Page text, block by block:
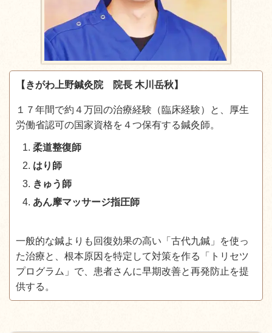
【きがわ上野鍼灸院 院長 木川岳秋】
１７年間で約４万回の治療経験（臨床経験）と、厚生
労働省認可の国家資格を４つ保有する鍼灸師。
柔道整復師
はり師
きゅう師
あん摩マッサージ指圧師
一般的な鍼よりも回復効果の高い「古代九鍼」を使っ
た治療と、根本原因を特定して対策を作る「トリセツ
プログラム」で、患者さんに早期改善と再発防止を提
供する。